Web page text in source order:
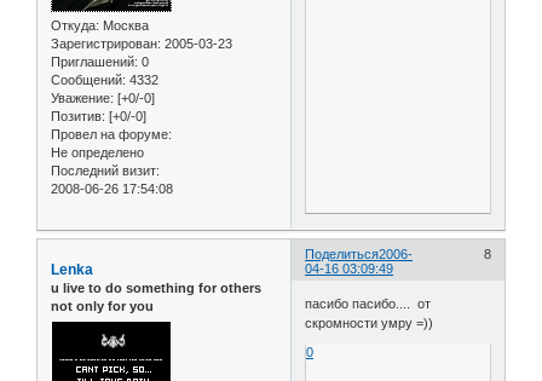
Откуда: Москва
Зарегистрирован: 2005-03-23
Приглашений: 0
Сообщений: 4332
Уважение: [+0/-0]
Позитив: [+0/-0]
Провел на форуме:
Не определено
Последний визит:
2008-06-26 17:54:08
Поделиться 8
2006-
04-16 03:09:49
Lenka
u live to do something for others
not only for you
пасибо пасибо.... от
скромности умру =))
0